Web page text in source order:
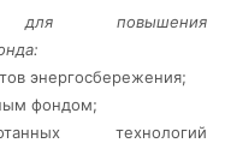
для повышения
энергосбережения;
фондом;
технологий